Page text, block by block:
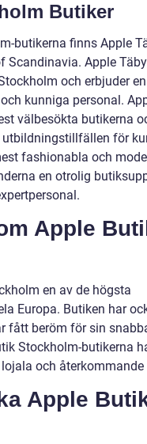
Butiker
butikerna finns Apple
Scandinavia. Apple Täby
och erbjuder
kunniga personal.
välbesökta butikerna
för
fashionabla och
en otrolig
Apple
en av de högsta
Europa. Butiken har
fått beröm för sin
Stockholm-butikerna
och återkommande
Apple